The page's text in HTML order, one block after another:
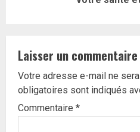
Laisser un commentaire
Votre adresse e-mail ne
obligatoires sont indiqués
Commentaire *